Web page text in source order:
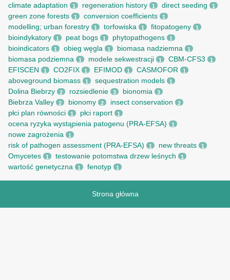
climate adaptation 1 regeneration history 1 direct seeding 1
green zone forests 1 conversion coefficients 1
modelling; urban forestry 1 torfowiska 1 fitopatogeny 1
bioindykatory 1 peat bogs 1 phytopathogens 1
bioindicators 1 obieg węgla 1 biomasa nadziemna 1
biomasa podziemna 1 modele sekwestracji 1 CBM-CFS3 1
EFISCEN 1 CO2FIX 1 EFIMOD 1 CASMOFOR 1
aboveground biomass 1 sequestration models 1
Dolina Biebrzy 2 rozsiedlenie 3 bionomia 3
Biebrza Valley 2 bionomy 2 insect conservation 2
płci plan równości 1 płci raport 1
ocena ryzyka wystąpienia patogenu (PRA-EFSA) 1
nowe zagrożenia 1
risk of pathogen assessment (PRA-EFSA) 1 new threats 1
Omycetes 1 testowanie potomstwa drzew leśnych 1
wartość genetyczna 1 fenotyp 1
Strona główna